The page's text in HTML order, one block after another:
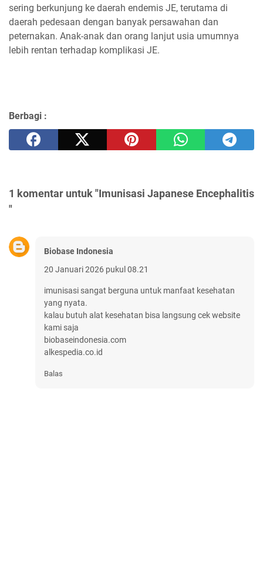
sering berkunjung ke daerah endemis JE, terutama di
daerah pedesaan dengan banyak persawahan dan
peternakan. Anak-anak dan orang lanjut usia umumnya
lebih rentan terhadap komplikasi JE.
Berbagi :
1 komentar untuk "Imunisasi Japanese Encephalitis
"
Biobase Indonesia
20 Januari 2026 pukul 08.21
imunisasi sangat berguna untuk manfaat kesehatan
yang nyata.
kalau butuh alat kesehatan bisa langsung cek website
kami saja
biobaseindonesia.com
alkespedia.co.id
Balas